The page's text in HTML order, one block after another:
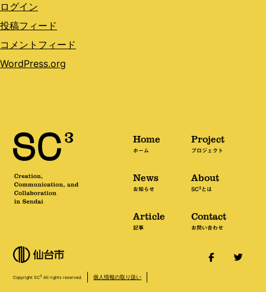
ログイン
投稿フィード
コメントフィード
WordPress.org
Home
ホーム
News
お知らせ
Article
記事
Project
プロジェクト
About
SC3とは
Contact
お問い合わせ
Copyright SC3 All rights reserved. 個人情報の取り扱い